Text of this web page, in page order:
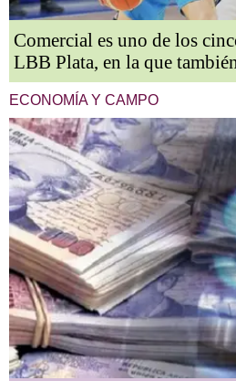
Comercial es uno de los
LBB Plata, en la que
ECONOMÍA Y CAMPO